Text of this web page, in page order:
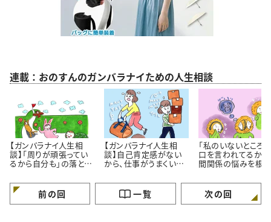
連載：おのすんのガンバラナイための人生相談
【ガンバラナイ人生相
談】「周りが頑張ってい
るから自分も」の落とし
けていますか？
【ガンバラナイ人生相
談】自己肯定感がない
から、仕事がうまくいき
「私のいないところ
口を言われてるかも
間関係の悩みを根っ
ガンバラナイ人生相
前の回 一覧 次の回